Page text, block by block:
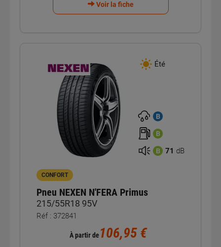
Voir la fiche
Été
B
B
B 71 dB
CONFORT
Pneu NEXEN N'FERA Primus
215/55R18 95V
Réf : 372841
À partir de106,95 €